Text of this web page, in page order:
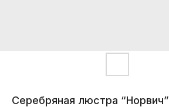
Серебряная люстра “Норвич”